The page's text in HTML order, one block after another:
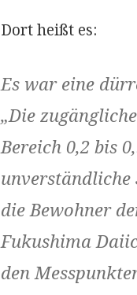
Dort heißt es:
Es war eine
„Die
Bereich 0,2 bis
unverständliche
die Bewohner
Fukushima
den